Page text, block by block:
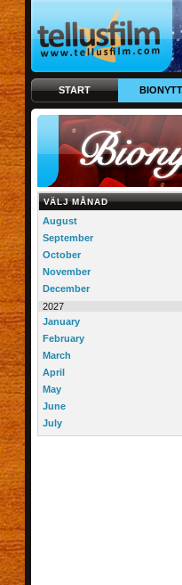
START BIONYTT
VÄLJ MÅNAD
August
September
October
November
December
2027
January
February
March
April
May
June
July